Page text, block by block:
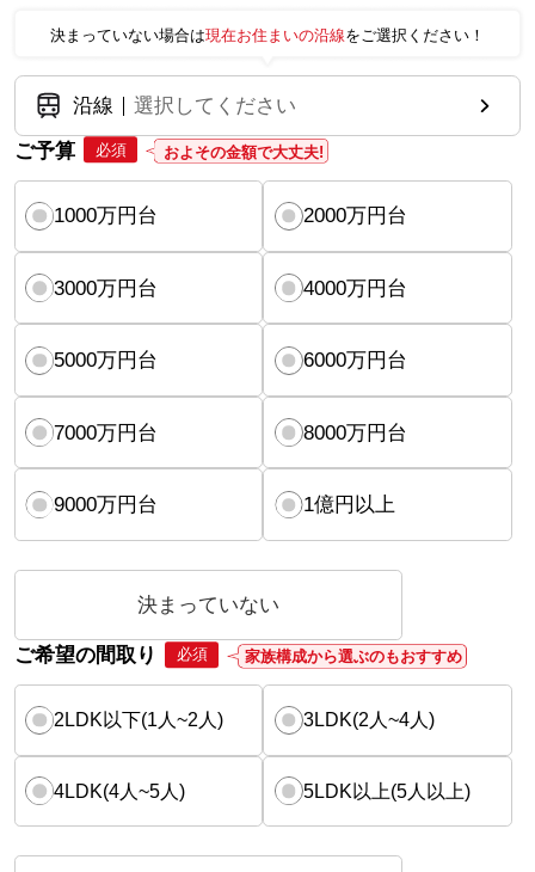
決まっていない場合は現在お住まいの沿線をご選択ください！
沿線
選択してください
ご予算
必須 およその金額で大丈夫!
1000万円台 2000万円台
3000万円台 4000万円台
5000万円台 6000万円台
7000万円台 8000万円台
9000万円台 1億円以上
決まっていない
ご希望の間取り 必須 家族構成から選ぶのもおすすめ
2LDK以下(1人~2人) 3LDK(2人~4人)
4LDK(4人~5人) 5LDK以上(5人以上)